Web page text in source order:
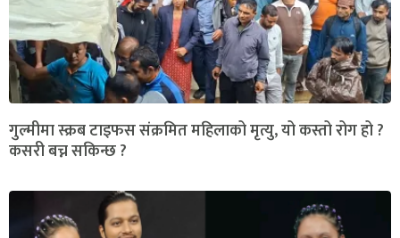
गुल्मीमा स्क्रब टाइफस संक्रमित महिलाको मृत्यु, यो कस्तो रोग हो ?
कसरी बच्न सकिन्छ ?